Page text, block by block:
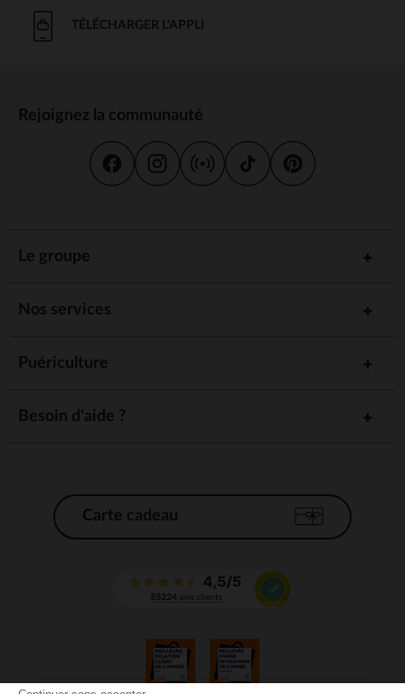
TÉLÉCHARGER L'APPLI
Rejoignez la communauté
Le groupe
Nos services
Puériculture
Besoin d'aide ?
Carte cadeau